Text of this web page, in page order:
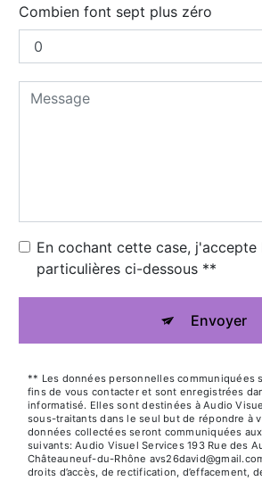
Combien font sept plus zéro
En cochant cette case,
particulières ci-dessous **
Envoyer
** Les données personnelles communiquées
fins de vous contacter et sont enregistrées
informatisé. Elles sont destinées à Audio
sous-traitants dans le seul but de répondre à
données collectées seront communiquées
suivants: Audio Visuel Services 193 Rue des
Châteauneuf-du-Rhône
droits d’accès, de rectification, d’effacement,